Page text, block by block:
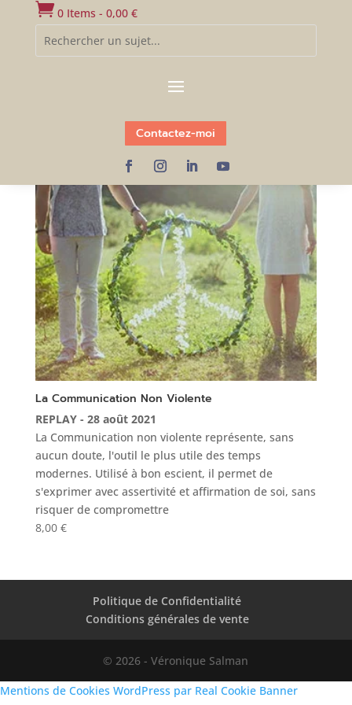
 0 Items - 0,00 €
Contactez-moi
Accueil/ Produits identifiés “parler à son patron”
parler à son patron
La Communication Non Violente
REPLAY - 28 août 2021
La Communication non violente représente, sans
aucun doute, l'outil le plus utile des temps
modernes. Utilisé à bon escient, il permet de
s'exprimer avec assertivité et affirmation de soi, sans
risquer de compromettre
8,00 €
Politique de Confidentialité
Conditions générales de vente
© 2026 - Véronique Salman
Mentions de Cookies WordPress par Real Cookie Banner